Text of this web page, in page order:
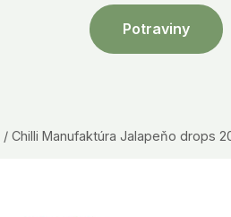
Potraviny
/ Chilli Manufaktúra Jalapeňo drops